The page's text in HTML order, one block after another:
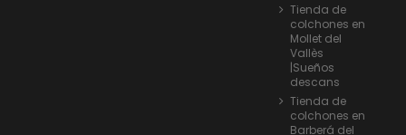
Tienda de
colchones en
Mollet del
Vallès
|Sueños
descans
Tienda de
colchones en
Barberá del